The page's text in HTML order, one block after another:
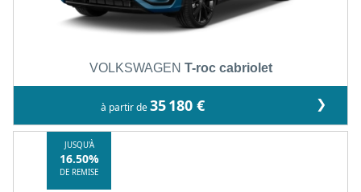
VOLKSWAGEN T-roc cabriolet
à partir de35 180 € ❯
JUSQU'À
16.50%
DE REMISE